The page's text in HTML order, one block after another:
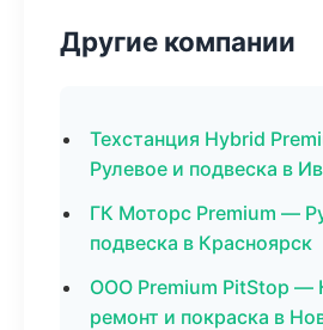
Другие компании
Техстанция Hybrid
Рулевое и подвеска в
ГК Моторс Premium —
подвеска в Красноярск
ООО Premium PitStop —
ремонт и покраска в